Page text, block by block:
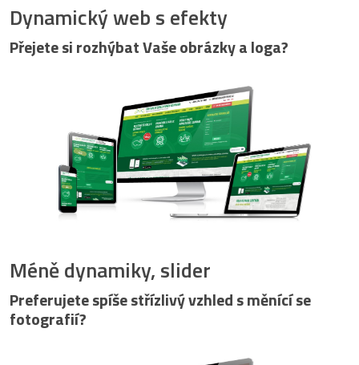
Dynamický web s efekty
Přejete si rozhýbat Vaše obrázky a loga?
Méně dynamiky, slider
Preferujete spíše střízlivý vzhled s měnící se
fotografií?